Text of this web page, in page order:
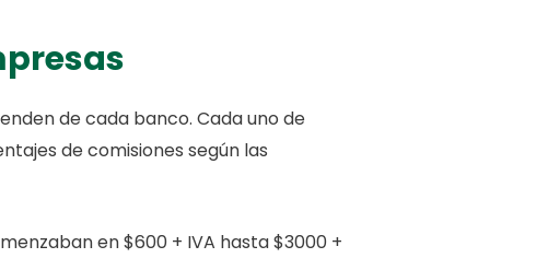
de cada banco. Cada uno de
de comisiones según las
en $600 + IVA hasta $3000 +